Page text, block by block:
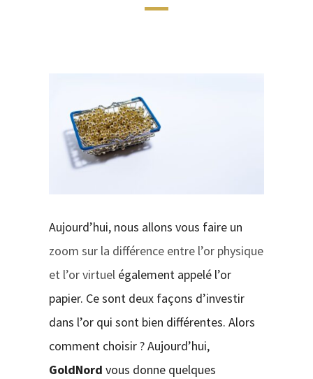
Aujourd’hui, nous allons vous faire un
zoom sur la différence entre l’or physique
et l’or virtuel également appelé l’or
papier. Ce sont deux façons d’investir
dans l’or qui sont bien différentes. Alors
comment choisir ? Aujourd’hui,
GoldNord vous donne quelques